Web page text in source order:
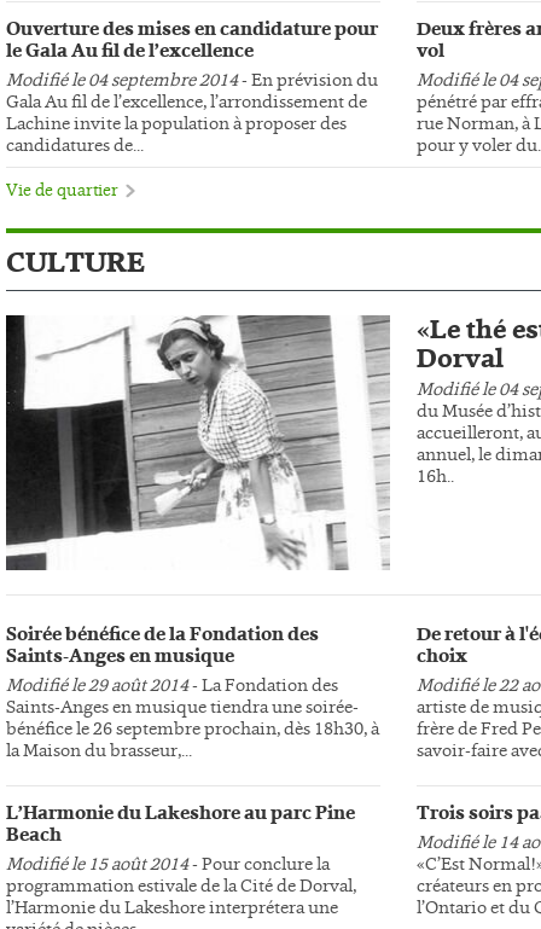
Ouverture des mises en candidature pour
le Gala Au fil de l’excellence
Modifié le 04 septembre 2014- En prévision du
Gala Au fil de l’excellence, l’arrondissement de
Lachine invite la population à proposer des
candidatures de...
Deux frères
vol
Modifié le 04
pénétré par
rue Norman, à
pour y voler
Vie de quartier
CULTURE
«Le thé
Dorval
Modifié le 04
du Musée
accueilleront,
annuel, le
16h..
Soirée bénéfice de la Fondation des
Saints-Anges en musique
Modifié le 29 août 2014- La Fondation des
Saints-Anges en musique tiendra une soirée-
bénéfice le 26 septembre prochain, dès 18h30, à
la Maison du brasseur,...
L’Harmonie du Lakeshore au parc Pine
Beach
Modifié le 15 août 2014- Pour conclure la
programmation estivale de la Cité de Dorval,
l’Harmonie du Lakeshore interprétera une
De retour à
choix
Modifié le 22
artiste de
frère de Fred
savoir-faire
Trois soirs
Modifié le 14
«C’Est
créateurs en
l’Ontario et du